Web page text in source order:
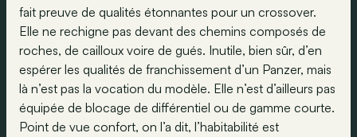
fait preuve de qualités étonnantes pour un crossover.
Elle ne rechigne pas devant des chemins composés de
roches, de cailloux voire de gués. Inutile, bien sûr, d’en
espérer les qualités de franchissement d’un Panzer, mais
là n’est pas la vocation du modèle. Elle n’est d’ailleurs pas
équipée de blocage de différentiel ou de gamme courte.
Point de vue confort, on l’a dit, l’habitabilité est